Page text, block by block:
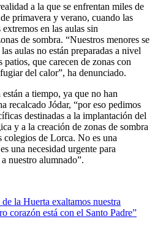
a la que se enfrentan miles de
primavera y verano, cuando las
en las aulas sin
de sombra. “Nuestros menores se
aulas no están preparadas a nivel
que carecen de zonas con
del calor”, ha denunciado.
a tiempo, ya que no han
recalcado Jódar, “por eso pedimos
destinadas a la implantación del
y a la creación de zonas de sombra
colegios de Lorca. No es una
una necesidad urgente para
nuestro alumnado”.
la Huerta exaltamos nuestra
corazón está con el Santo Padre”